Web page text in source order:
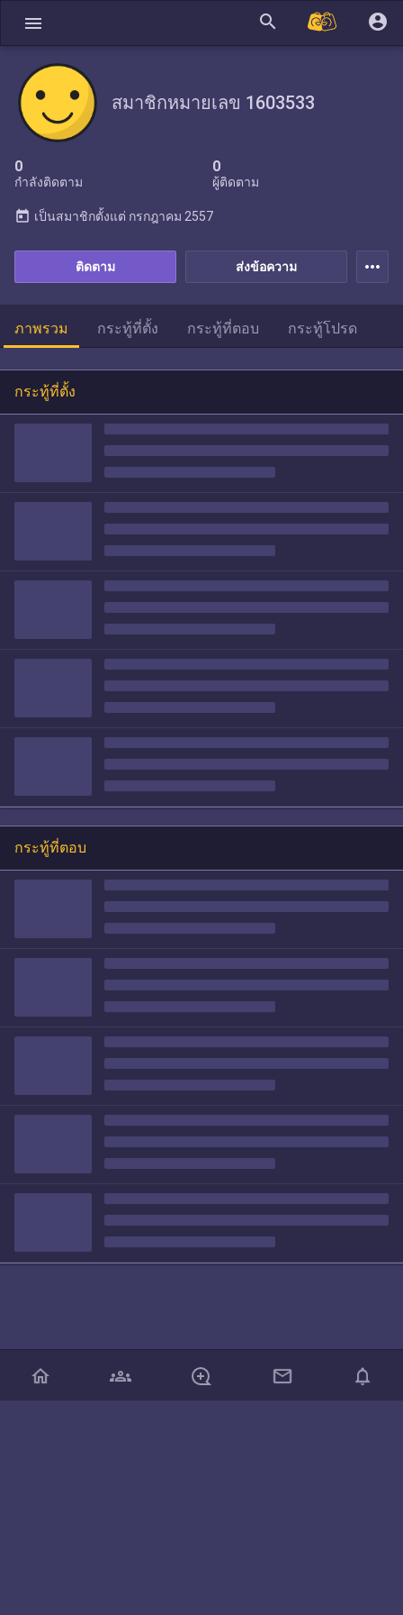
menu search account_circle
สมาชิกหมายเลข 1603533
0
กำลังติดตาม
0
ผู้ติดตาม
ส่งข้อความ
ติดตาม
today เป็นสมาชิกตั้งแต่ กรกฎาคม 2557
more_horiz
ภาพรวม กระทู้ที่ตั้ง กระทู้ที่ตอบ กระทู้โปรด
กระทู้ที่ตั้ง
กระทู้ที่ตอบ